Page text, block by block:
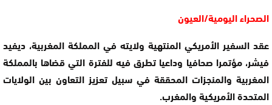
الصحراء اليومية/العيون
عقد السفير الأمريكي المنتهية ولايته في المملكة المغربية، ديفيد
فيشر، مؤتمرا صحافيا وداعيا تطرق فيه للفترة التي قضاها بالمملكة
المغربية والمنجزات المحققة في سبيل تعزيز التعاون بين الولايات
المتحدة الأمريكية والمغرب.